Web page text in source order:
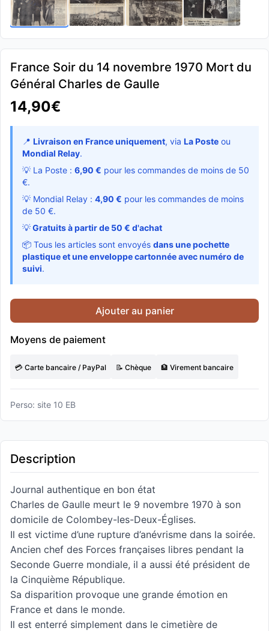
France Soir du 14 novembre 1970 Mort du
Général Charles de Gaulle
14,90€
📍 Livraison en France uniquement, via La Poste ou
Mondial Relay.
💡 La Poste : 6,90 € pour les commandes de moins de 50
€.
💡 Mondial Relay : 4,90 € pour les commandes de moins
de 50 €.
💡Gratuits à partir de 50 € d'achat
📦 Tous les articles sont envoyés dans une pochette
plastique et une enveloppe cartonnée avec numéro de
suivi.
Ajouter au panier
Moyens de paiement
💳 Carte bancaire / PayPal 📝 Chèque 🏦 Virement bancaire
Perso: site 10 EB
Description
Journal authentique en bon état
Charles de Gaulle meurt le 9 novembre 1970 à son
domicile de Colombey-les-Deux-Églises.
Il est victime d’une rupture d’anévrisme dans la soirée.
Ancien chef des Forces françaises libres pendant la
Seconde Guerre mondiale, il a aussi été président de
la Cinquième République.
Sa disparition provoque une grande émotion en
France et dans le monde.
Il est enterré simplement dans le cimetière de